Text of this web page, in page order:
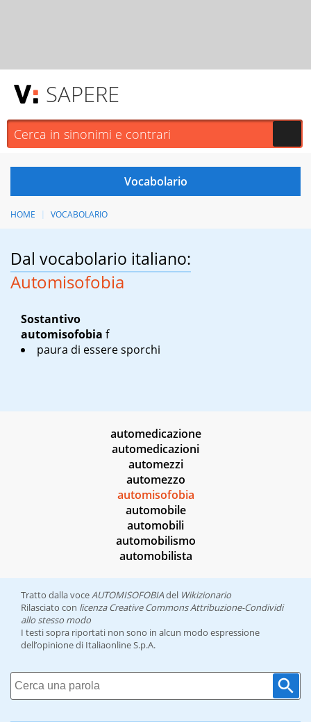
SAPERE
HOME VOCABOLARIO
Dal vocabolario italiano:
Automisofobia
Sostantivo
automisofobia f
paura di essere sporchi
automedicazione
automedicazioni
automezzi
automezzo
automisofobia
automobile
automobili
automobilismo
automobilista
Tratto dalla voceAUTOMISOFOBIAdel Wikizionario
Rilasciato con licenza Creative Commons Attribuzione-Condividi
allo stesso modo
I testi sopra riportati non sono in alcun modo espressione
dell’opinione di Italiaonline S.p.A.